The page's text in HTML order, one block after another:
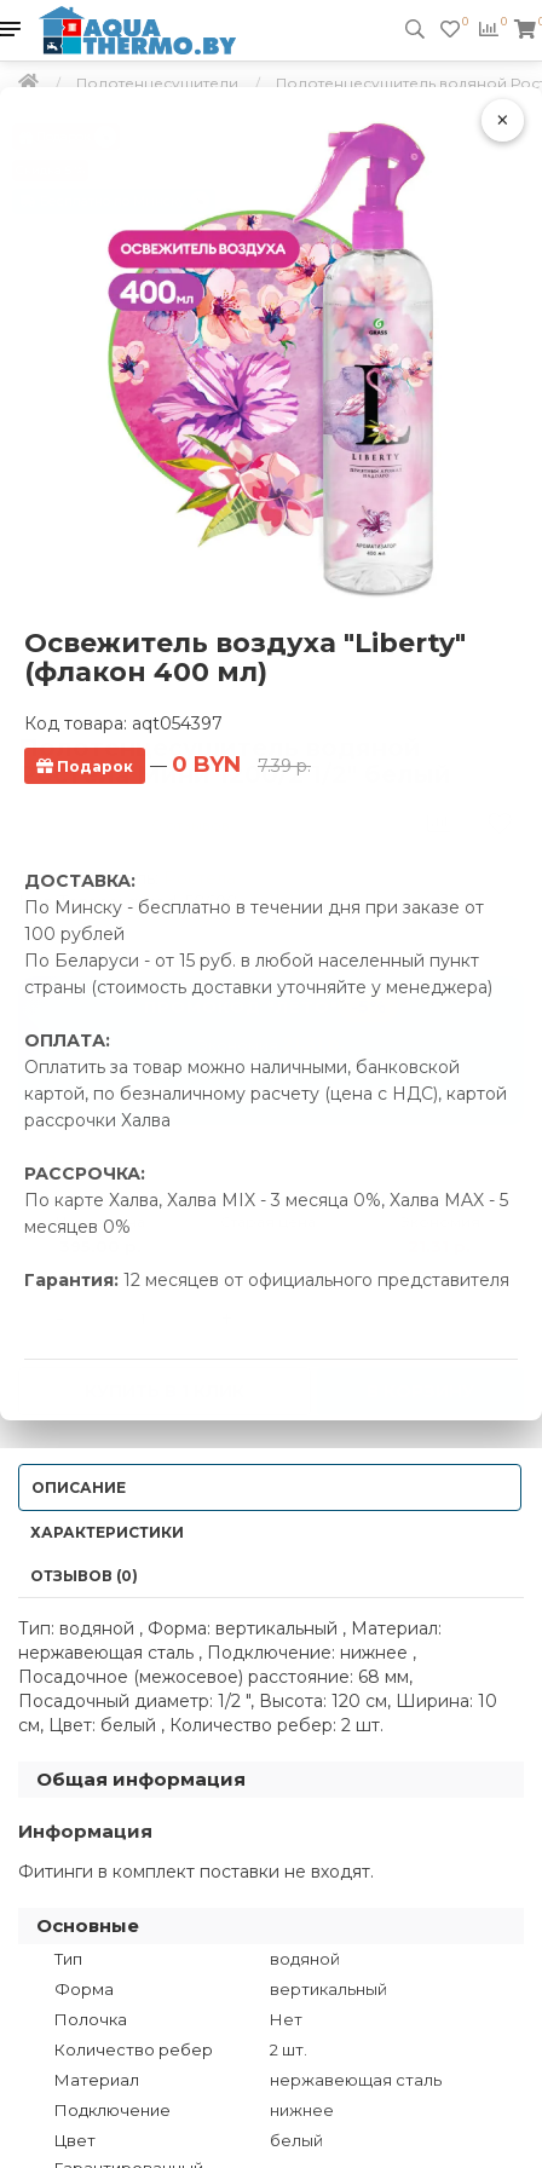
×
Освежитель воздуха "Liberty"
(флакон 400 мл)
Код товара: aqt054397
Подарок — 0 BYN 7.39 р.
ДОСТАВКА:
По Минску - бесплатно в течении дня при заказе от
100 рублей
По Беларуси - от 15 руб. в любой населенный пункт
страны (стоимость доставки уточняйте у менеджера)
ОПЛАТА:
Оплатить за товар можно наличными, банковской
картой, по безналичному расчету (цена с НДС), картой
рассрочки Халва
РАССРОЧКА:
По карте Халва, Халва MIX - 3 месяца 0%, Халва MAX - 5
месяцев 0%
Гарантия: 12 месяцев от официального представителя
0 0
Полотенцесушители Полотенцесушитель водяной
Полотенцесушитель водяной
Ростела Мини 1200/2 1/2" белый
Производитель:
Код Товара: qprod_50690
Позвонить и назвать промокод
Новая цена
ОПИСАНИЕ
ХАРАКТЕРИСТИКИ
ОТЗЫВОВ (0)
Тип: водяной , Форма: вертикальный , Материал:
нержавеющая сталь , Подключение: нижнее ,
Посадочное (межосевое) расстояние: 68 мм,
Посадочный диаметр: 1/2 ", Высота: 120 см, Ширина: 10
см, Цвет: белый , Количество ребер: 2 шт.
Общая информация
Информация
Фитинги в комплект поставки не входят.
Основные
Тип
водяной
Форма
вертикальный
Полочка
Нет
Количество ребер
2 шт.
Материал
нержавеющая сталь
Подключение
нижнее
Цвет
белый